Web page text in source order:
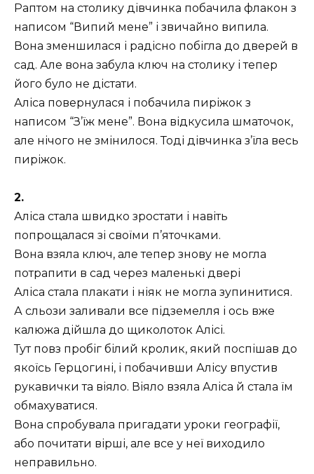
Раптом на столику дівчинка побачила флакон з
написом “Випий мене” і звичайно випила.
Вона зменшилася і радісно побігла до дверей в
сад. Але вона забула ключ на столику і тепер
його було не дістати.
Аліса повернулася і побачила пиріжок з
написом “З’їж мене”. Вона відкусила шматочок,
але нічого не змінилося. Тоді дівчинка з’їла весь
пиріжок.
2.
Аліса стала швидко зростати і навіть
попрощалася зі своїми п’яточками.
Вона взяла ключ, але тепер знову не могла
потрапити в сад через маленькі двері
Аліса стала плакати і ніяк не могла зупинитися.
А сльози заливали все підземелля і ось вже
калюжа дійшла до щиколоток Алісі.
Тут повз пробіг білий кролик, який поспішав до
якоїсь Герцогині, і побачивши Алісу впустив
рукавички та віяло. Віяло взяла Аліса й стала їм
обмахуватися.
Вона спробувала пригадати уроки географії,
або почитати вірші, але все у неї виходило
неправильно.